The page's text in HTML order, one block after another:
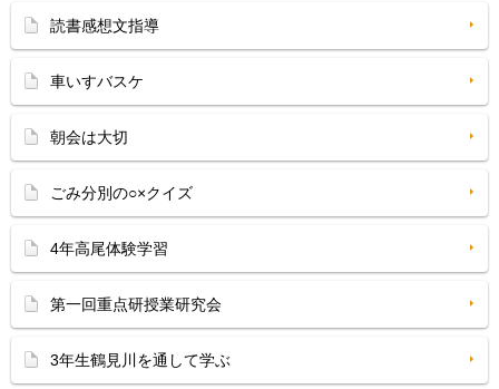
読書感想文指導
車いすバスケ
朝会は大切
ごみ分別の○×クイズ
4年高尾体験学習
第一回重点研授業研究会
3年生鶴見川を通して学ぶ